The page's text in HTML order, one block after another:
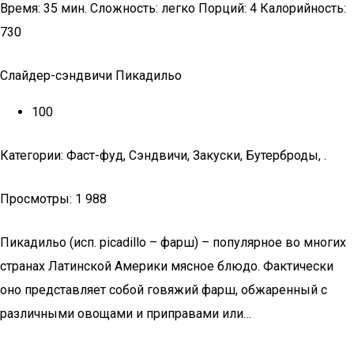
Время: 35 мин. Сложность: легко Порций: 4 Калорийность:
730
Слайдер-сэндвичи Пикадильо
100
Категории: Фаст-фуд, Сэндвичи, Закуски, Бутерброды, .
Просмотры: 1 988
Пикадильо (исп. picadillo – фарш) – популярное во многих
странах Латинской Америки мясное блюдо. Фактически
оно представляет собой говяжий фарш, обжаренный с
различными овощами и приправами или…